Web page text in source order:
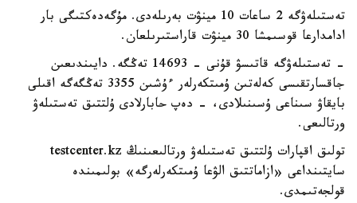
تەستىلەۋگە 2 ساعات 10 مينۋت بەرىلەدى. مۇگەدەكتىگى بار
ادامدارعا قوسىمشا 30 مينۋت قاراستىرىلعان.
- تەستىلەۋگە قاتىسۋ قۇنى - 14693 تەڭگە. دايىندىعىن
جاقسارتقىسى كەلەتىن ۇمىتكەرلەر ءۇشىن 3355 تەڭگەگە اقىلى
بايقاۋ سىناعى ۇسىنىلادى، - دەپ حابارلادى ۇلتتىق تەستىلەۋ
ورتالىعى.
تولىق اقپارات ۇلتتىق تەستىلەۋ ورتالىعىنىڭ testcenter.kz
سايتىنداعى «ازاماتتىق الۋعا ۇمىتكەرلەرگە» بولىمىندە
قولجەتىمدى.